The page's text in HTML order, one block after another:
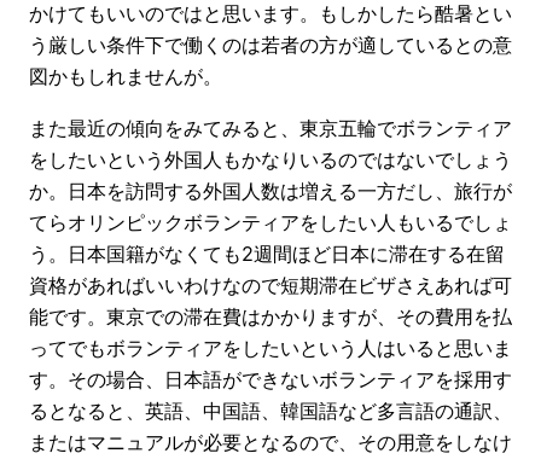
かけてもいいのではと思います。もしかしたら酷暑とい
う厳しい条件下で働くのは若者の方が適しているとの意
図かもしれませんが。
また最近の傾向をみてみると、東京五輪でボランティア
をしたいという外国人もかなりいるのではないでしょう
か。日本を訪問する外国人数は増える一方だし、旅行が
てらオリンピックボランティアをしたい人もいるでしょ
う。日本国籍がなくても2週間ほど日本に滞在する在留
資格があればいいわけなので短期滞在ビザさえあれば可
能です。東京での滞在費はかかりますが、その費用を払
ってでもボランティアをしたいという人はいると思いま
す。その場合、日本語ができないボランティアを採用す
るとなると、英語、中国語、韓国語など多言語の通訳、
またはマニュアルが必要となるので、その用意をしなけ